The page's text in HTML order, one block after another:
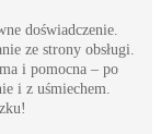
doświadczenie.
ze strony obsługi.
i pomocna – po
i z uśmiechem.